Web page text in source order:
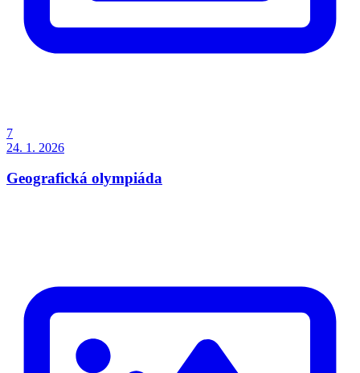
7
24. 1. 2026
Geografická olympiáda